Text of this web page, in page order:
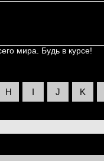
мира. Будь в курсе!
H I J K